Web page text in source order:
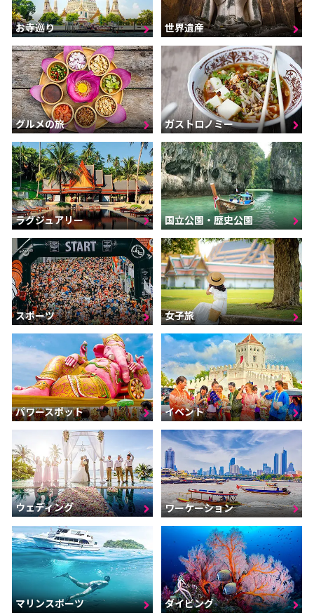
お寺巡り 世界遺産
グルメの旅 ガストロノミー
ラグジュアリー 国立公園・歴史公園
スポーツ 女子旅
パワースポット イベント
ウェディング ワーケーション
マリンスポーツ ダイビング